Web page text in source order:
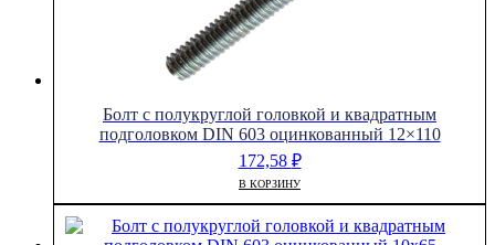
Болт с полукруглой головкой и квадратным
подголовком DIN 603 оцинкованный 12×110
172,58 ₽
В КОРЗИНУ